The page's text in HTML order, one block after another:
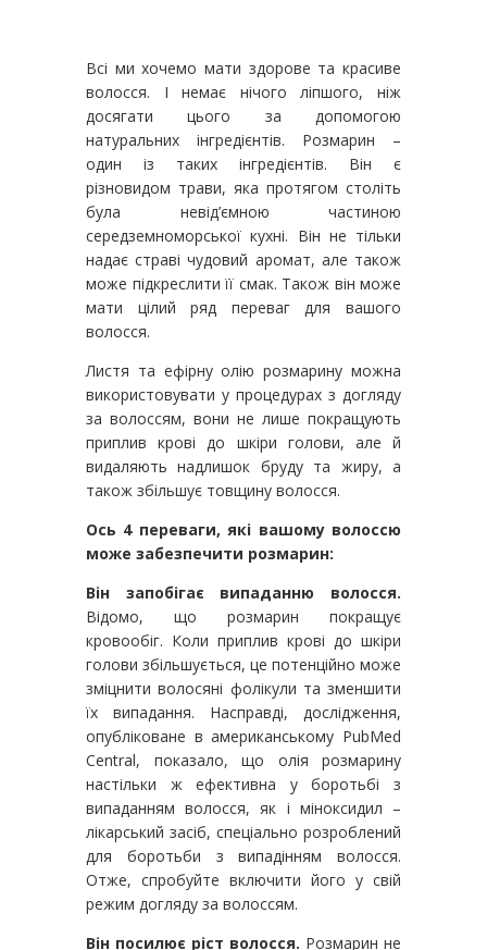
Всі ми хочемо мати здорове та красиве
волосся. І немає нічого ліпшого, ніж
досягати цього за допомогою
натуральних інгредієнтів. Розмарин –
один із таких інгредієнтів. Він є
різновидом трави, яка протягом століть
була невід’ємною частиною
середземноморської кухні. Він не тільки
надає страві чудовий аромат, але також
може підкреслити її смак. Також він може
мати цілий ряд переваг для вашого
волосся.
Листя та ефірну олію розмарину можна
використовувати у процедурах з догляду
за волоссям, вони не лише покращують
приплив крові до шкіри голови, але й
видаляють надлишок бруду та жиру, а
також збільшує товщину волосся.
Ось 4 переваги, які вашому волоссю
може забезпечити розмарин:
Він запобігає випаданню волосся.
Відомо, що розмарин покращує
кровообіг. Коли приплив крові до шкіри
голови збільшується, це потенційно може
зміцнити волосяні фолікули та зменшити
їх випадання. Насправді, дослідження,
опубліковане в американському PubMed
Central, показало, що олія розмарину
настільки ж ефективна у боротьбі з
випаданням волосся, як і міноксидил –
лікарський засіб, спеціально розроблений
для боротьби з випадінням волосся.
Отже, спробуйте включити його у свій
режим догляду за волоссям.
Він посилює ріст волосся. Розмарин не